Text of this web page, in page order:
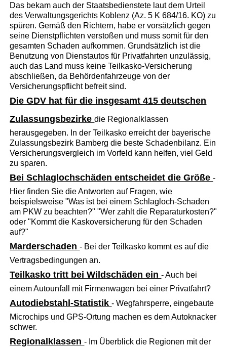
Das bekam auch der Staatsbedienstete laut dem Urteil
des Verwaltungsgerichts Koblenz (Az. 5 K 684/16. KO) zu
spüren. Gemäß den Richtern, habe er vorsätzlich gegen
seine Dienstpflichten verstoßen und muss somit für den
gesamten Schaden aufkommen. Grundsätzlich ist die
Benutzung von Dienstautos für Privatfahrten unzulässig,
auch das Land muss keine Teilkasko-Versicherung
abschließen, da Behördenfahrzeuge von der
Versicherungspflicht befreit sind.
Die GDV hat für die insgesamt 415 deutschen
Zulassungsbezirkedie Regionalklassen
herausgegeben. In der Teilkasko erreicht der bayerische
Zulassungsbezirk Bamberg die beste Schadenbilanz. Ein
Versicherungsvergleich im Vorfeld kann helfen, viel Geld
zu sparen.
Bei Schlaglochschäden entscheidet die Größe-
Hier finden Sie die Antworten auf Fragen, wie
beispielsweise "Was ist bei einem Schlagloch-Schaden
am PKW zu beachten?" "Wer zahlt die Reparaturkosten?"
oder "Kommt die Kaskoversicherung für den Schaden
auf?"
Marderschaden- Bei der Teilkasko kommt es auf die
Vertragsbedingungen an.
Teilkasko tritt bei Wildschäden ein- Auch bei
einem Autounfall mit Firmenwagen bei einer Privatfahrt?
Autodiebstahl-Statistik- Wegfahrsperre, eingebaute
Microchips und GPS-Ortung machen es dem Autoknacker
schwer.
Regionalklassen- Im Überblick die Regionen mit der